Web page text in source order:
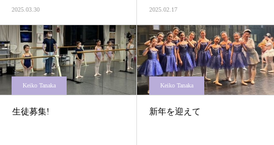
2025.03.30 2025.02.17
Keiko Tanaka
生徒募集!
Keiko Tanaka
新年を迎えて